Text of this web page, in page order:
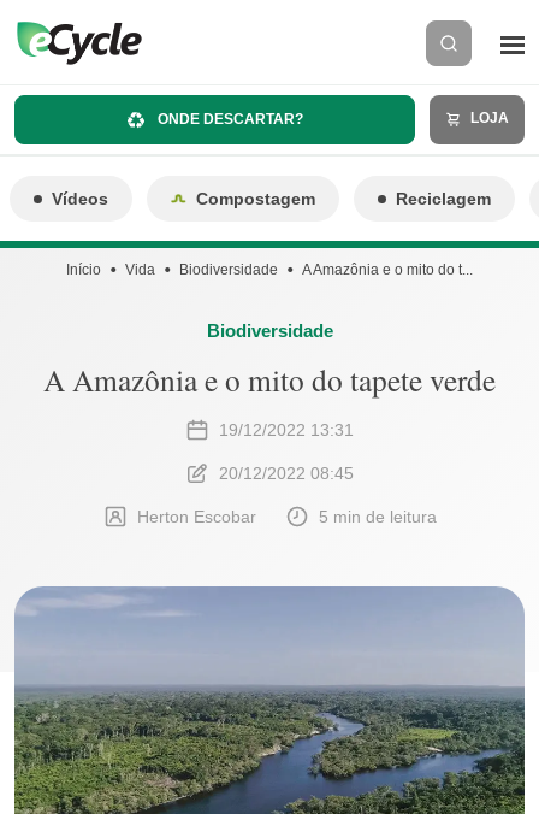
ONDE DESCARTAR? LOJA
Vídeos Compostagem Reciclagem
Início Vida Biodiversidade A Amazônia e o mito do t...
Biodiversidade
A Amazônia e o mito do tapete verde
19/12/2022 13:31
20/12/2022 08:45
Herton Escobar 5 min de leitura